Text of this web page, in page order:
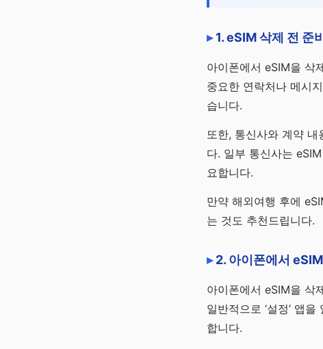
1. eSIM 삭제 전 준
아이폰에서 eSIM을 삭
중요한 연락처나 메시
습니다.
또한, 통신사와 계약
다. 일부 통신사는
요합니다.
만약 해외여행 후에
는 것도 추천드립니다.
2. 아이폰에서
아이폰에서 eSIM을 삭
일반적으로 ‘설정’ 앱
합니다.